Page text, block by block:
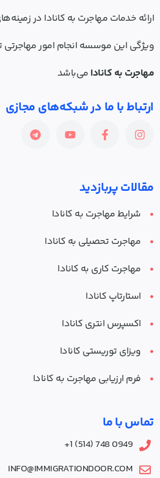
ارائه خدمات مهاجرت به کانادا در
ویژگی این موسسه انجام امور
مهاجرت به کانادا می‌باشد
ارتباط با ما در شبکه‌های مجازی
مقالات پربازدید
شرایط مهاجرت به کانادا
مهاجرت تحصیلی به کانادا
مهاجرت کاری به کانادا
استارتاپ کانادا
اکسپرس انتری کانادا
ویزای توریستی کانادا
فرم ارزیابی مهاجرت به کانادا
تماس با ما
0949 748 (514) 1+
INFO@IMMIGRATIONDOOR.COM